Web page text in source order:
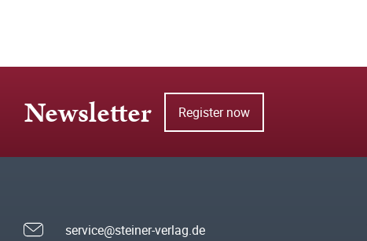
Newsletter Register now
service@steiner-verlag.de